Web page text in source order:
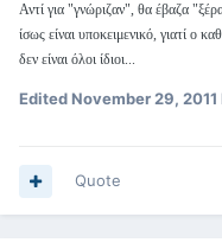
Αντί για "γνώριζαν", θα έβαζα
ίσως είναι υποκειμενικό, γιατί ο
δεν είναι όλοι ίδιοι...
EditedNovember 29, 2011
Quote